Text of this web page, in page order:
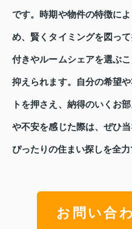
です。時期や物件の特徴に
め、賢くタイミングを図っ
付きやルームシェアを選ぶ
抑えられます。自分の希望
トを押さえ、納得のいくお
や不安を感じた際は、ぜひ
ぴったりの住まい探しを全力
お問い合